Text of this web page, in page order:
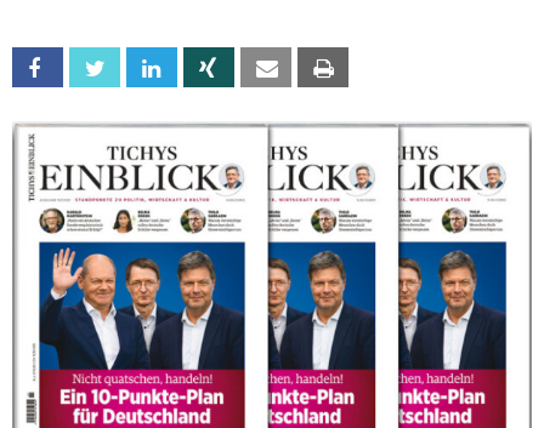
Facebook Twitter Linkedin Xing Email